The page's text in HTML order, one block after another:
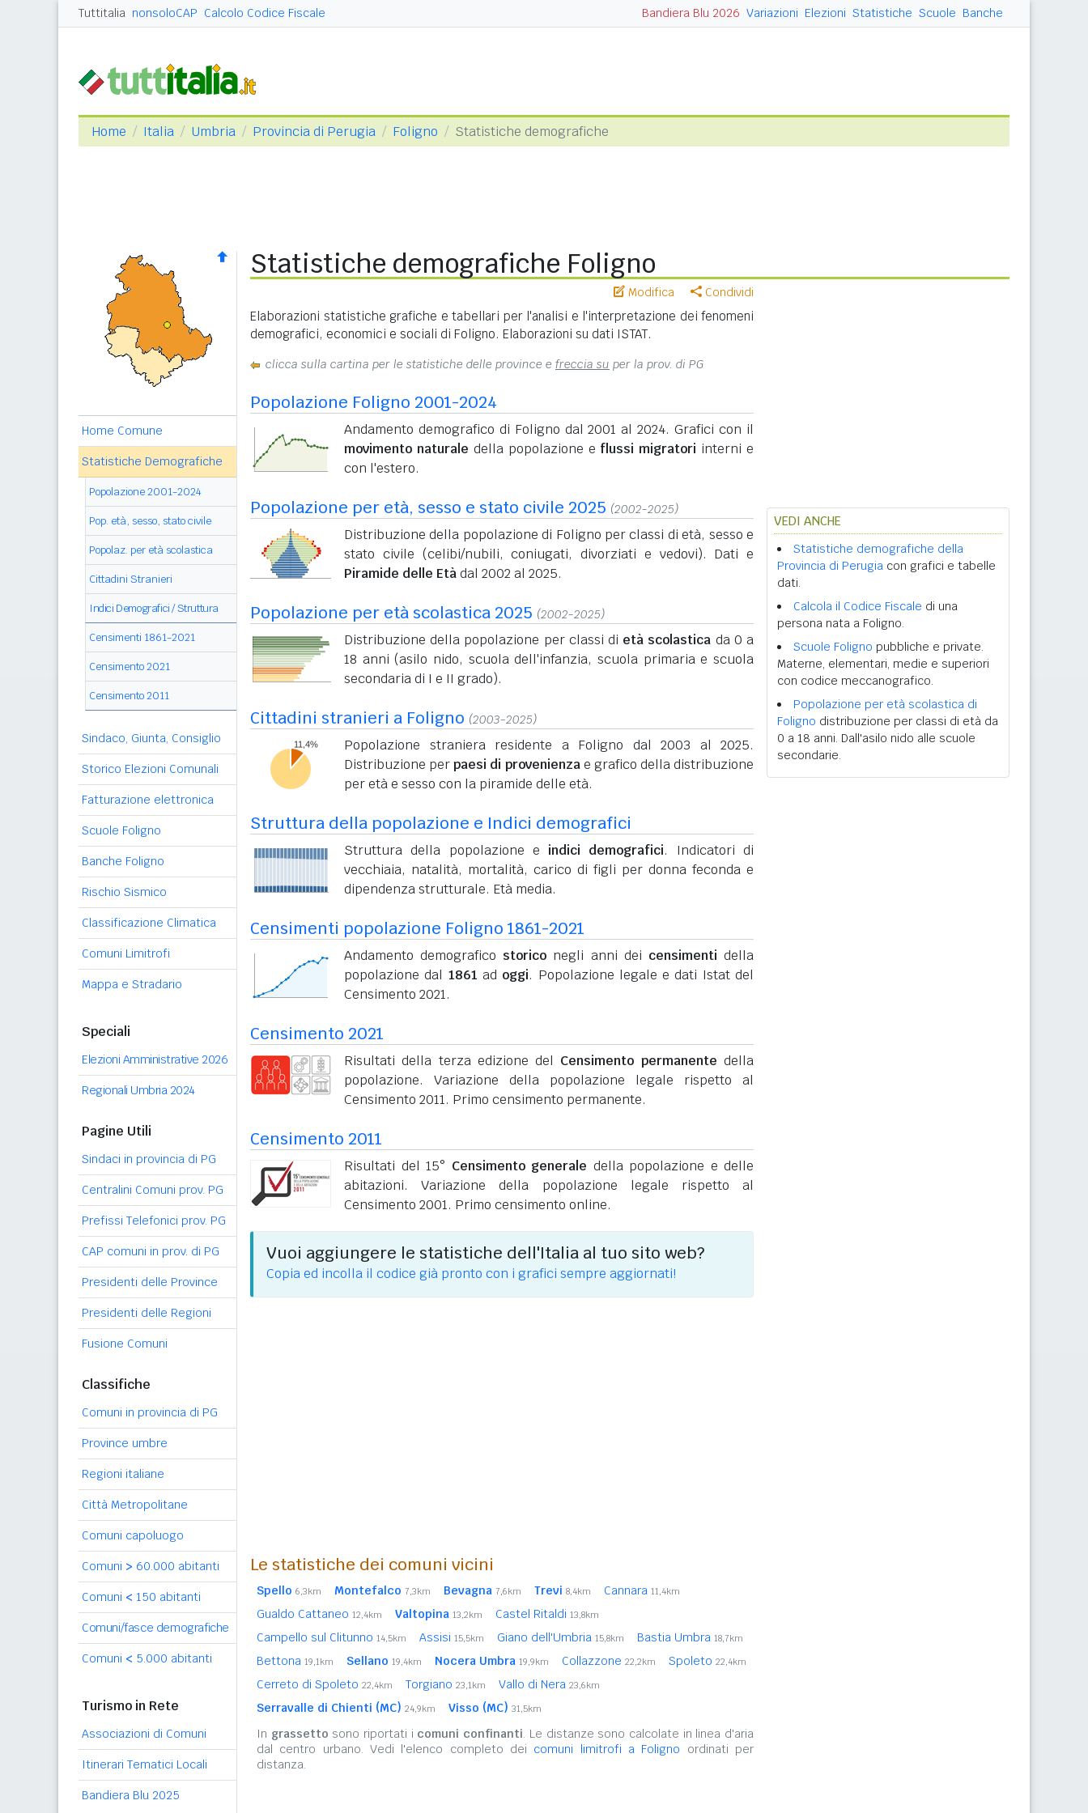
Tuttitalia nonsoloCAP Calcolo Codice Fiscale Bandiera Blu 2026 Variazioni Elezioni Statistiche Scuole Banche
Home Italia Umbria Provincia di Perugia Foligno Statistiche demografiche
Home Comune
Statistiche Demografiche
Popolazione 2001-2024
Pop. età, sesso, stato civile
Popolaz. per età scolastica
Cittadini Stranieri
Indici Demografici / Struttura
Censimenti 1861-2021
Censimento 2021
Censimento 2011
Sindaco, Giunta, Consiglio
Storico Elezioni Comunali
Fatturazione elettronica
Scuole Foligno
Banche Foligno
Rischio Sismico
Classificazione Climatica
Comuni Limitrofi
Mappa e Stradario
Speciali
Elezioni Amministrative 2026
Regionali Umbria 2024
Pagine Utili
Sindaci in provincia di PG
Centralini Comuni prov. PG
Prefissi Telefonici prov. PG
CAP comuni in prov. di PG
Presidenti delle Province
Presidenti delle Regioni
Fusione Comuni
Classifiche
Comuni in provincia di PG
Province umbre
Regioni italiane
Città Metropolitane
Comuni capoluogo
Comuni > 60.000 abitanti
Comuni < 150 abitanti
Comuni/fasce demografiche
Comuni < 5.000 abitanti
Turismo in Rete
Associazioni di Comuni
Itinerari Tematici Locali
Bandiera Blu 2025
Statistiche demografiche Foligno
Modifica Condividi
Elaborazioni statistiche grafiche e tabellari per l'analisi e l'interpretazione dei fenomeni
demografici, economici e sociali di Foligno. Elaborazioni su dati ISTAT.
clicca sulla cartina per le statistiche delle province e freccia su per la prov. di PG
Popolazione Foligno 2001-2024
Andamento demografico di Foligno dal 2001 al 2024. Grafici con il
movimento naturale della popolazione e flussi migratori interni e
con l'estero.
Popolazione per età, sesso e stato civile 2025 (2002-2025)
Distribuzione della popolazione di Foligno per classi di età, sesso e
stato civile (celibi/nubili, coniugati, divorziati e vedovi). Dati e
Piramide delle Etàdal 2002 al 2025.
Popolazione per età scolastica 2025 (2002-2025)
Distribuzione della popolazione per classi di età scolastica da 0 a
18 anni (asilo nido, scuola dell'infanzia, scuola primaria e scuola
secondaria di I e II grado).
Cittadini stranieri a Foligno (2003-2025)
Popolazione straniera residente a Foligno dal 2003 al 2025.
Distribuzione perpaesi di provenienzae grafico della distribuzione
per età e sesso con la piramide delle età.
Struttura della popolazione e Indici demografici
Struttura della popolazione e indici demografici. Indicatori di
vecchiaia, natalità, mortalità, carico di figli per donna feconda e
dipendenza strutturale. Età media.
Censimenti popolazione Foligno 1861-2021
Andamento demografico storico negli anni dei censimenti della
popolazione dal 1861 ad oggi. Popolazione legale e dati Istat del
Censimento 2021.
Censimento 2021
Risultati della terza edizione del Censimento permanente della
popolazione. Variazione della popolazione legale rispetto al
Censimento 2011. Primo censimento permanente.
Censimento 2011
Risultati del 15° Censimento generale della popolazione e delle
abitazioni. Variazione della popolazione legale rispetto al
Censimento 2001. Primo censimento online.
Vuoi aggiungere le statistiche dell'Italia al tuo sito web?
Copia ed incolla il codice già pronto con i grafici sempre aggiornati!
Le statistiche dei comuni vicini
Spello 6,3km Montefalco 7,3km Bevagna 7,6km Trevi 8,4km Cannara 11,4km
Gualdo Cattaneo 12,4km Valtopina 13,2km Castel Ritaldi 13,8km
Campello sul Clitunno 14,5km Assisi 15,5km Giano dell'Umbria 15,8km Bastia Umbra 18,7km
Bettona 19,1km Sellano 19,4km Nocera Umbra 19,9km Collazzone 22,2km Spoleto 22,4km
Cerreto di Spoleto 22,4km Torgiano 23,1km Vallo di Nera 23,6km
Serravalle di Chienti (MC) 24,9km Visso (MC) 31,5km
In grassetto sono riportati i comuni confinanti. Le distanze sono calcolate in linea d'aria
dal centro urbano. Vedi l'elenco completo dei comuni limitrofi a Foligno ordinati per
distanza.
VEDI ANCHE
Statistiche demografiche della
Provincia di Perugia con grafici e tabelle
dati.
Calcola il Codice Fiscale di una
persona nata a Foligno.
Scuole Foligno pubbliche e private.
Materne, elementari, medie e superiori
con codice meccanografico.
Popolazione per età scolastica di
Foligno distribuzione per classi di età da
0 a 18 anni. Dall'asilo nido alle scuole
secondarie.